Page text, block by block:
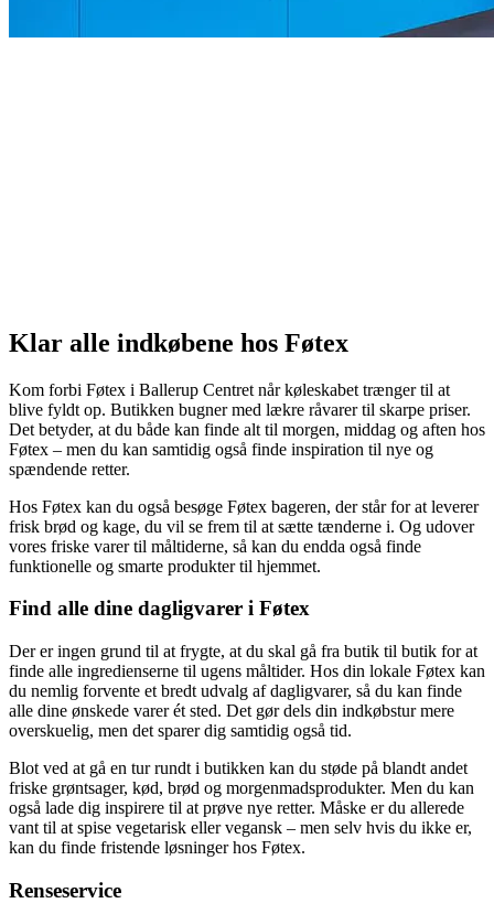
Klar alle indkøbene hos Føtex
Kom forbi Føtex i Ballerup Centret når køleskabet trænger til at
blive fyldt op. Butikken bugner med lækre råvarer til skarpe priser.
Det betyder, at du både kan finde alt til morgen, middag og aften hos
Føtex – men du kan samtidig også finde inspiration til nye og
spændende retter.
Hos Føtex kan du også besøge Føtex bageren, der står for at leverer
frisk brød og kage, du vil se frem til at sætte tænderne i. Og udover
vores friske varer til måltiderne, så kan du endda også finde
funktionelle og smarte produkter til hjemmet.
Find alle dine dagligvarer i Føtex
Der er ingen grund til at frygte, at du skal gå fra butik til butik for at
finde alle ingredienserne til ugens måltider. Hos din lokale Føtex kan
du nemlig forvente et bredt udvalg af dagligvarer, så du kan finde
alle dine ønskede varer ét sted. Det gør dels din indkøbstur mere
overskuelig, men det sparer dig samtidig også tid.
Blot ved at gå en tur rundt i butikken kan du støde på blandt andet
friske grøntsager, kød, brød og morgenmadsprodukter. Men du kan
også lade dig inspirere til at prøve nye retter. Måske er du allerede
vant til at spise vegetarisk eller vegansk – men selv hvis du ikke er,
kan du finde fristende løsninger hos Føtex.
Renseservice